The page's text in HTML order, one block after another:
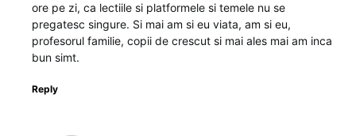
ore pe zi, ca lectiile si platformele si temele nu se
pregatesc singure. Si mai am si eu viata, am si eu,
profesorul familie, copii de crescut si mai ales mai am inca
bun simt.
Reply